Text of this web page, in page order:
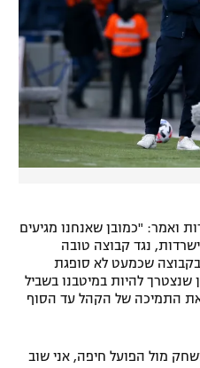
ואמר: "כמובן שאנחנו מגיעים
נגד קבוצה טובה
שכמעט לא סופגת
להיות במיטבנו בשביל
את התמיכה של הקהל עד הסוף
מול הפועל חיפה, אני שוב